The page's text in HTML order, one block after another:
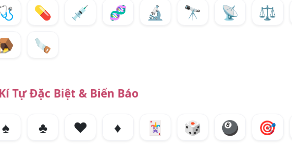
💊 💉 🧬 🔬 🔭 📡 ⚖️
🪚
Tự Đặc Biệt & Biển Báo
♠️ ♣️ ♥️ ♦️ 🃏 🎲 🎱 🎯